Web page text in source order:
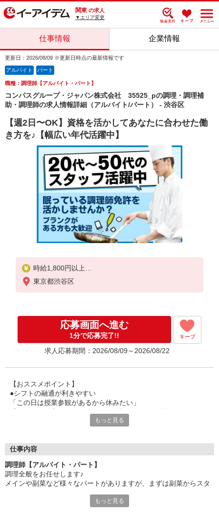
関東 の求人
▼エリア変更
仕事情報 企業情報
更新日：2026/08/09 ※更新日時点の最新情報です
アルバイト パート
職種：調理師【アルバイト・パート】
コンパスグループ・ジャパン株式会社 35525_pの調理・調理補
助・調理師の求人情報詳細（アルバイト/パート） - 渋谷区
【週2日〜OK】資格を活かしてあなたに合わせた働
き方を♪【幅広い年代活躍中】
時給1,800円以上
試用期間中 時給1,800円以上(試用期間2ヶ月)
ます。
東京都渋谷区
応募画面へ進む
1分で応募完了!! キープ
求人応募期間：2026/08/09～2026/08/22
【おススメポイント】
●シフトの融通が利きやすい
「この日は授業参観があるから休みたい」
家庭や趣味の都合にも柔軟に対応しますので、お気軽にご相談く
●20代〜50代の幅広い年代のスタッフが活躍中
躍中
●安心の教育体制
入社後は先輩たちが優しくフォローしながら進めますので、
安心してお仕事を始められます。
もっと見る
仕事内容
調理師【アルバイト・パート】
調理全般をお任せします♪
メインや副菜など様々なパートがありますが、まずは副菜からスタ
もっと見る